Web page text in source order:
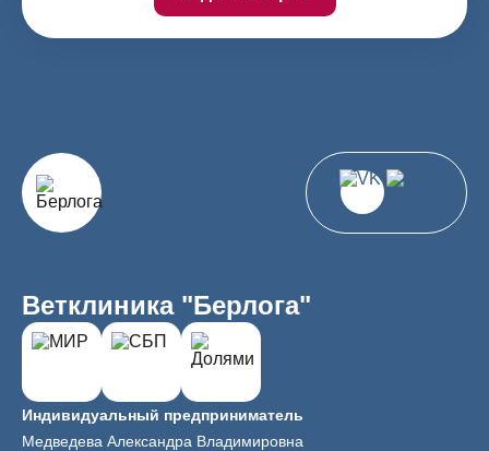
Ветклиника "Берлога"
Индивидуальный предприниматель
Медведева Александра Владимировна